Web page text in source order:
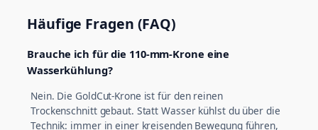
Häufige Fragen (FAQ)
Brauche ich für die 110-mm-Krone eine
Wasserkühlung?
Nein. Die GoldCut-Krone ist für den reinen
Trockenschnitt gebaut. Statt Wasser kühlst du über die
Technik: immer in einer kreisenden Bewegung führen,